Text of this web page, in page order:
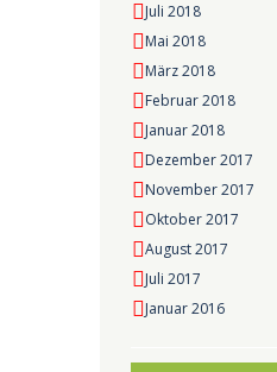
Juli 2018
Mai 2018
März 2018
Februar 2018
Januar 2018
Dezember 2017
November 2017
Oktober 2017
August 2017
Juli 2017
Januar 2016